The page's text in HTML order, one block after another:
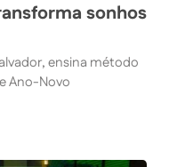
sonhos
ensina método
Ano-Novo